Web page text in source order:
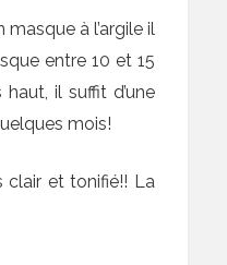
à l’argile il
entre 10 et 15
il suffit d’une
mois!
clair et tonifié!! La